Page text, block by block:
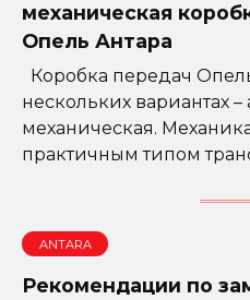
механическая
Опель Антара
Коробка передач
нескольких вариантах –
механическая.
практичным типом
ANTARA
Рекомендации по